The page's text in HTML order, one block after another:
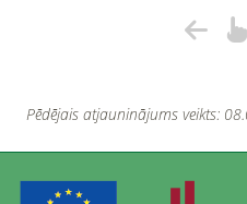
Pēdējais atjauninājums veikts: